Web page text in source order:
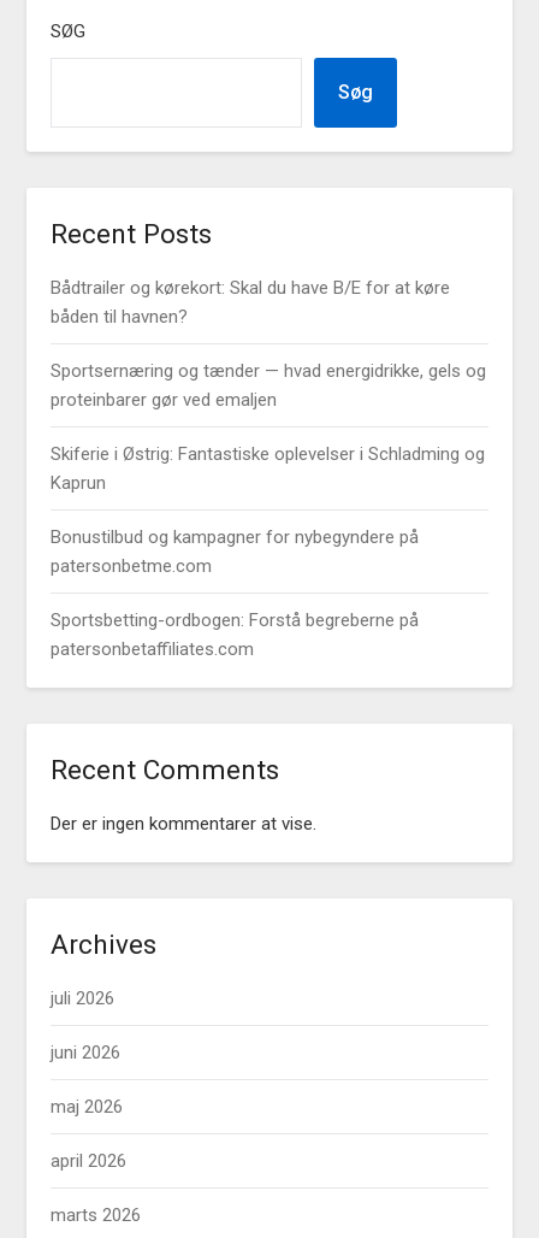
SØG
Søg
Recent Posts
Bådtrailer og kørekort: Skal du have B/E for at køre
båden til havnen?
Sportsernæring og tænder — hvad energidrikke, gels og
proteinbarer gør ved emaljen
Skiferie i Østrig: Fantastiske oplevelser i Schladming og
Kaprun
Bonustilbud og kampagner for nybegyndere på
patersonbetme.com
Sportsbetting-ordbogen: Forstå begreberne på
patersonbetaffiliates.com
Recent Comments
Der er ingen kommentarer at vise.
Archives
juli 2026
juni 2026
maj 2026
april 2026
marts 2026